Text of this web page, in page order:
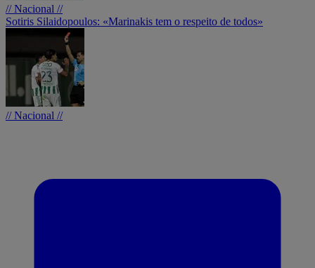
// Nacional //
Sotiris Silaidopoulos: «Marinakis tem o respeito de todos»
// Nacional //